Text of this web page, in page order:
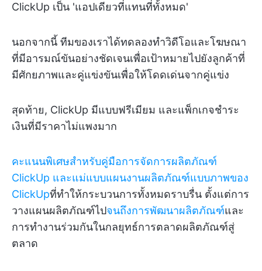
ClickUp เป็น 'แอปเดียวที่แทนที่ทั้งหมด'
นอกจากนี้ ทีมของเราได้ทดลองทำวิดีโอและโฆษณา
ที่มีอารมณ์ขันอย่างชัดเจนเพื่อเป้าหมายไปยังลูกค้าที่
มีศักยภาพและคู่แข่งขันเพื่อให้โดดเด่นจากคู่แข่ง
สุดท้าย, ClickUp มีแบบฟรีเมียม และแพ็กเกจชำระ
เงินที่มีราคาไม่แพงมาก
คะแนนพิเศษสำหรับคู่มือการจัดการผลิตภัณฑ์
ClickUp และแม่แบบแผนงานผลิตภัณฑ์แบบภาพของ
ClickUpที่ทำให้กระบวนการทั้งหมดราบรื่น ตั้งแต่การ
วางแผนผลิตภัณฑ์ไปจนถึงการพัฒนาผลิตภัณฑ์และ
การทำงานร่วมกันในกลยุทธ์การตลาดผลิตภัณฑ์สู่
ตลาด